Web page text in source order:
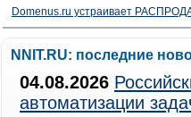
Domenus.ru устраивает
NNIT.RU: последние
04.08.2026
автоматизации